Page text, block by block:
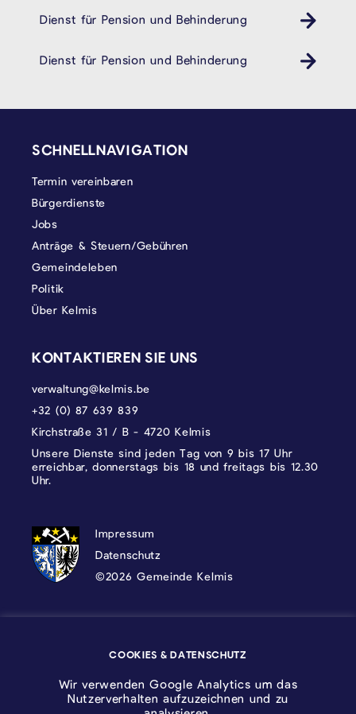
Dienst für Pension und Behinderung
Behindertendienst Pension- und Behindertendienst
Dienst für Pension und Behinderung
Behindertendienst Pension- und Behindertendienst
SCHNELLNAVIGATION
Termin vereinbaren
Bürgerdienste
Jobs
Anträge & Steuern/Gebühren
Gemeindeleben
Politik
Über Kelmis
KONTAKTIEREN SIE UNS
verwaltung@kelmis.be
+32 (0) 87 639 839
Kirchstraße 31 / B - 4720 Kelmis
Unsere Dienste sind jeden Tag von 9 bis 17 Uhr
erreichbar, donnerstags bis 18 und freitags bis 12.30
Uhr.
DATENSCHUTZ, IMPRESSUM UND
Impressum
Datenschutz
©2026 Gemeinde Kelmis
COOKIES & DATENSCHUTZ
Wir verwenden Google Analytics um das
Nutzerverhalten aufzuzeichnen und zu